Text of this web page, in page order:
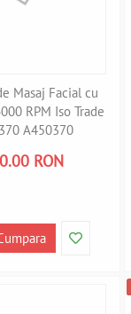
Masaj Facial cu
RPM Iso Trade
A450370
RON